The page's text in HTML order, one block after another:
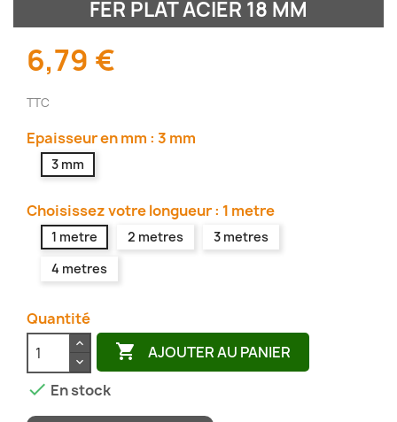
FER PLAT ACIER 18 MM
6,79 €
TTC
Epaisseur en mm : 3 mm
3 mm
Choisissez votre longueur : 1 metre
1 metre 2 metres
3 metres
4 metres
Quantité
 AJOUTER AU PANIER
 En stock